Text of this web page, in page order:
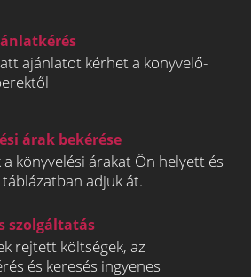
ajánlatot kérhet a könyvelő-
árak bekérése
a könyvelési árakat Ön helyett és
adjuk át.
szolgáltatás
rejtett költségek, az
és keresés ingyenes